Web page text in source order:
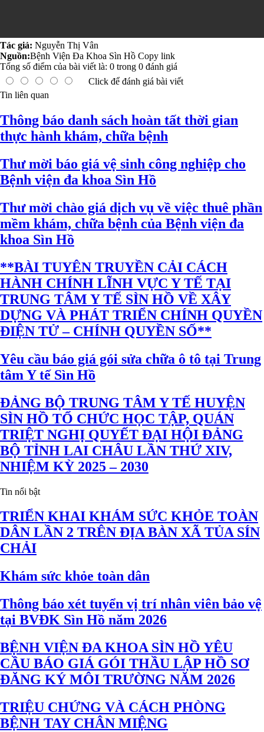
Tác giả: Nguyễn Thị Vân
Nguồn:Bệnh Viện Đa Khoa Sìn Hồ Copy link
Tổng số điểm của bài viết là: 0 trong 0 đánh giá
Click để đánh giá bài viết
Tin liên quan
Thông báo danh sách hoàn tất thời gian
thực hành khám, chữa bệnh
Thư mời báo giá vệ sinh công nghiệp cho
Bệnh viện đa khoa Sìn Hồ
Thư mời chào giá dịch vụ về việc thuê phần
mềm khám, chữa bệnh của Bệnh viện đa
khoa Sìn Hồ
**BÀI TUYÊN TRUYỀN CẢI CÁCH
HÀNH CHÍNH LĨNH VỰC Y TẾ TẠI
TRUNG TÂM Y TẾ SÌN HỒ VỀ XÂY
DỰNG VÀ PHÁT TRIỂN CHÍNH QUYỀN
ĐIỆN TỬ – CHÍNH QUYỀN SỐ**
Yêu cầu báo giá gói sửa chữa ô tô tại Trung
tâm Y tế Sìn Hồ
ĐẢNG BỘ TRUNG TÂM Y TẾ HUYỆN
SÌN HỒ TỔ CHỨC HỌC TẬP, QUÁN
TRIỆT NGHỊ QUYẾT ĐẠI HỘI ĐẢNG
BỘ TỈNH LAI CHÂU LẦN THỨ XIV,
NHIỆM KỲ 2025 – 2030
Tin nổi bật
TRIỂN KHAI KHÁM SỨC KHỎE TOÀN
DÂN LẦN 2 TRÊN ĐỊA BÀN XÃ TỦA SÍN
CHẢI
Khám sức khỏe toàn dân
Thông báo xét tuyển vị trí nhân viên bảo vệ
tại BVĐK Sìn Hồ năm 2026
BỆNH VIỆN ĐA KHOA SÌN HỒ YÊU
CẦU BÁO GIÁ GÓI THẦU LẬP HỒ SƠ
ĐĂNG KÝ MÔI TRƯỜNG NĂM 2026
TRIỆU CHỨNG VÀ CÁCH PHÒNG
BỆNH TAY CHÂN MIỆNG